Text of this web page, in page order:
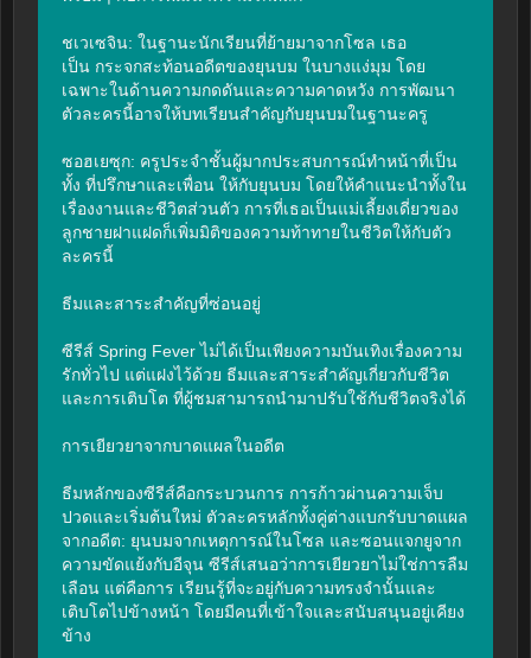
ชเวเซจิน: ในฐานะนักเรียนที่ย้ายมาจากโซล เธอ
เป็น กระจกสะท้อนอดีตของยุนบม ในบางแง่มุม โดย
เฉพาะในด้านความกดดันและความคาดหวัง การพัฒนา
ตัวละครนี้อาจให้บทเรียนสำคัญกับยุนบมในฐานะครู
ซอฮเยซุก: ครูประจำชั้นผู้มากประสบการณ์ทำหน้าที่เป็น
ทั้ง ที่ปรึกษาและเพื่อน ให้กับยุนบม โดยให้คำแนะนำทั้งใน
เรื่องงานและชีวิตส่วนตัว การที่เธอเป็นแม่เลี้ยงเดี่ยวของ
ลูกชายฝาแฝดก็เพิ่มมิติของความท้าทายในชีวิตให้กับตัว
ละครนี้
ธีมและสาระสำคัญที่ซ่อนอยู่
ซีรีส์ Spring Fever ไม่ได้เป็นเพียงความบันเทิงเรื่องความ
รักทั่วไป แต่แฝงไว้ด้วย ธีมและสาระสำคัญเกี่ยวกับชีวิต
และการเติบโต ที่ผู้ชมสามารถนำมาปรับใช้กับชีวิตจริงได้
การเยียวยาจากบาดแผลในอดีต
ธีมหลักของซีรีส์คือกระบวนการ การก้าวผ่านความเจ็บ
ปวดและเริ่มต้นใหม่ ตัวละครหลักทั้งคู่ต่างแบกรับบาดแผล
จากอดีต: ยุนบมจากเหตุการณ์ในโซล และซอนแจกยูจาก
ความขัดแย้งกับอีจุน ซีรีส์เสนอว่าการเยียวยาไม่ใช่การลืม
เลือน แต่คือการ เรียนรู้ที่จะอยู่กับความทรงจำนั้นและ
เติบโตไปข้างหน้า โดยมีคนที่เข้าใจและสนับสนุนอยู่เคียง
ข้าง